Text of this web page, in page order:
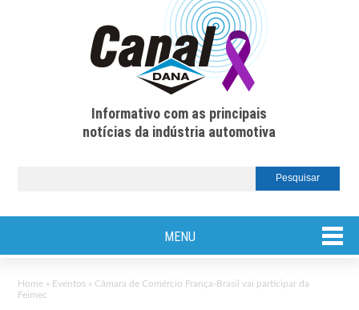
Informativo com as principais
notícias da indústria automotiva
MENU
Home » Eventos » Câmara de Comércio França-Brasil vai participar da
Feimec